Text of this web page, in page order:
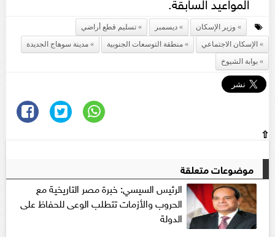
وزير الإسكان ديسمبر
تسليم قطع أراضي
الإسكان الاجتماعي
منطقة التوسعات الجنوبية
مدينة سوهاج الجديدة
بوابة الشيوخ
⇧
موضوعات متعلقة
الرئيس السيسي: خبرة مصر التاريخية مع
الحروب والأزمات تتطلب الوعى للحفاظ على
الدولة